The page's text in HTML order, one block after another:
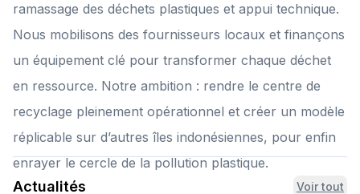
ramassage des déchets plastiques et appui technique.
Nous mobilisons des fournisseurs locaux et finançons
un équipement clé pour transformer chaque déchet
en ressource. Notre ambition : rendre le centre de
recyclage pleinement opérationnel et créer un modèle
réplicable sur d’autres îles indonésiennes, pour enfin
enrayer le cercle de la pollution plastique.
Actualités Voir tout